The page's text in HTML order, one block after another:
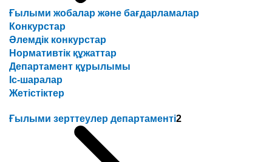
Ғылыми жобалар және бағдарламалар
Конкурстар
Әлемдік конкурстар
Нормативтік құжаттар
Департамент құрылымы
Іс-шаралар
Жетістіктер
Ғылыми зерттеулер департаменті2